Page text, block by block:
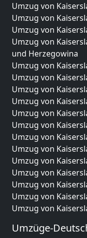
Umzug von
Umzug von
Umzug von
Umzug von
und Herzegowina
Umzug von
Umzug von
Umzug von
Umzug von
Umzug von
Umzug von
Umzug von
Umzug von
Umzug von
Umzug von
Umzug von
Umzug von
Umzug von
Umzüge-